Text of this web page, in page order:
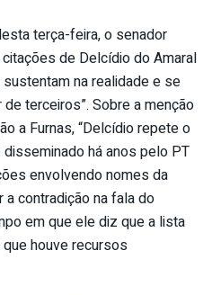
terça-feira, o senador
de Delcídio do Amaral
na realidade e se
terceiros”. Sobre a menção
a Furnas, “Delcídio repete o
há anos pelo PT
envolvendo nomes da
contradição na fala do
em que ele diz que a lista
houve recursos